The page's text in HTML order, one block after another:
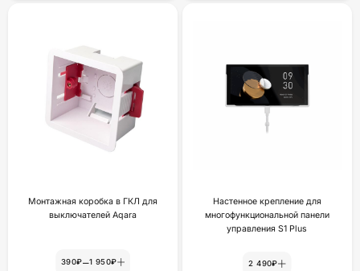
Монтажная коробка в ГКЛ для
выключателей Aqara
390₽–1 950₽
Настенное крепление для
многофункциональной панели
yпpaвлeния S1 Plus
2 490₽